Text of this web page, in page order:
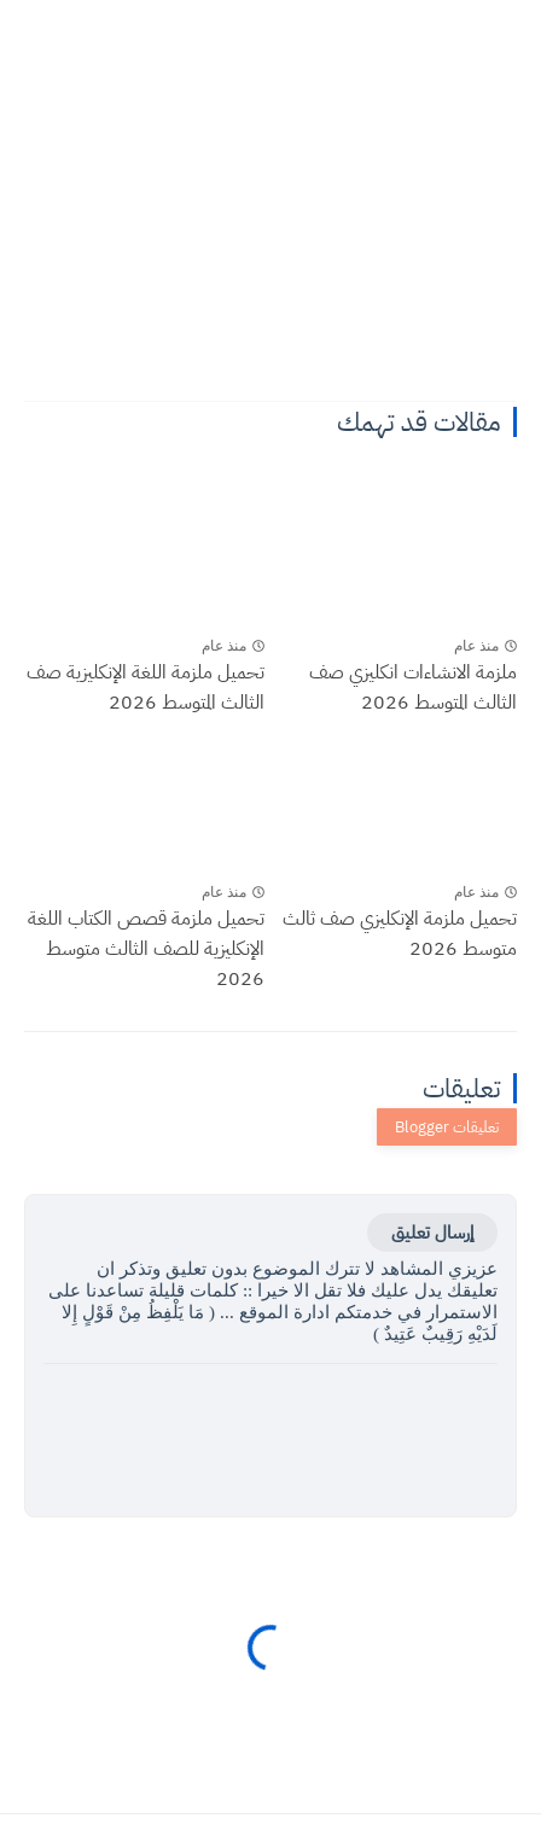
مقالات قد تهمك
منذ عام
ملزمة الانشاءات انكليزي صف
الثالث المتوسط 2026
منذ عام
تحميل ملزمة اللغة الإنكليزية صف
الثالث المتوسط 2026
منذ عام
تحميل ملزمة الإنكليزي صف ثالث
متوسط 2026
منذ عام
تحميل ملزمة قصص الكتاب اللغة
الإنكليزية للصف الثالث متوسط
2026
تعليقات
إرسال تعليق
عزيزي المشاهد لا تترك الموضوع بدون تعليق وتذكر ان
تعليقك يدل عليك فلا تقل الا خيرا :: كلمات قليلة تساعدنا على
الاستمرار في خدمتكم ادارة الموقع ... ( مَا يَلْفِظُ مِنْ قَوْلٍ إِلا
لَدَيْهِ رَقِيبٌ عَتِيدٌ )